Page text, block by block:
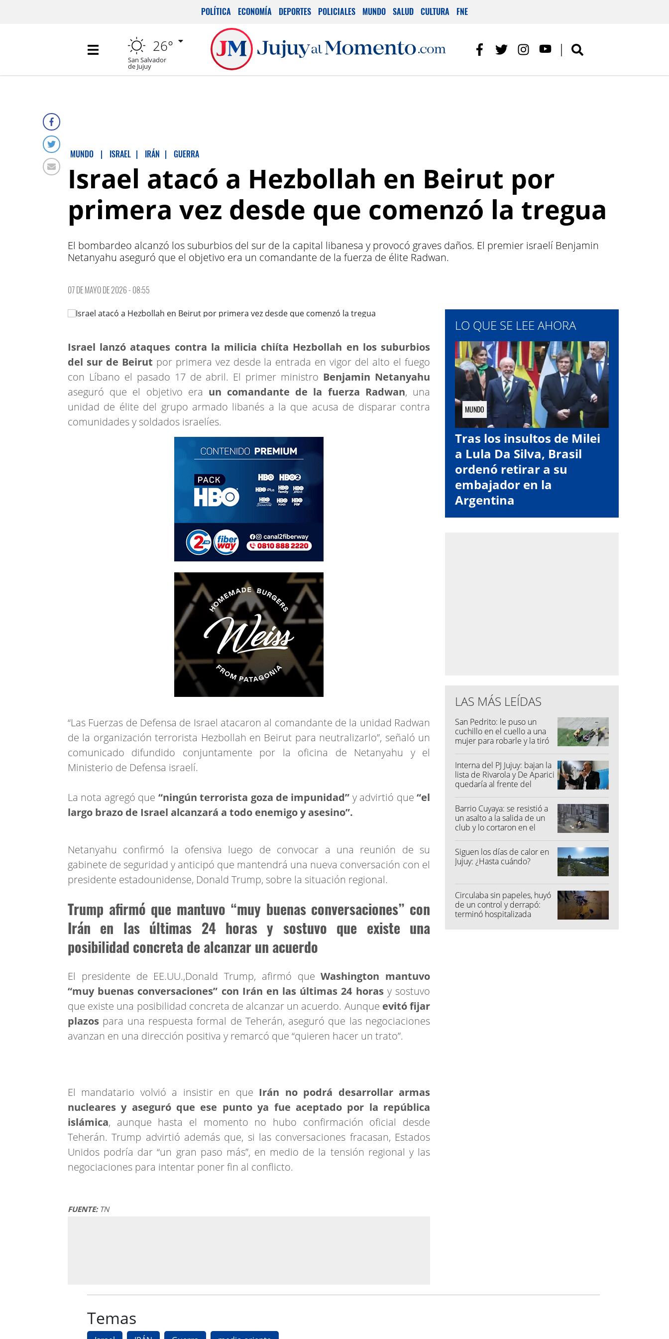
POLÍTICA ECONOMÍA DEPORTES POLICIALES MUNDO SALUD CULTURA FNE
26°
San Salvador
de Jujuy
MUNDO | ISRAEL | IRÁN | GUERRA
Israel atacó a Hezbollah en Beirut por
primera vez desde que comenzó la tregua
El bombardeo alcanzó los suburbios del sur de la capital libanesa y provocó graves daños. El premier israelí Benjamin
Netanyahu aseguró que el objetivo era un comandante de la fuerza de élite Radwan.
07 DE MAYO DE 2026 - 08:55
Israel lanzó ataques contra la milicia chiíta Hezbollah en los suburbios
del sur de Beirut por primera vez desde la entrada en vigor del alto el fuego
con Líbano el pasado 17 de abril. El primer ministro Benjamin Netanyahu
aseguró que el objetivo era un comandante de la fuerza Radwan, una
unidad de élite del grupo armado libanés a la que acusa de disparar contra
comunidades y soldados israelíes.
“Las Fuerzas de Defensa de Israel atacaron al comandante de la unidad Radwan
de la organización terrorista Hezbollah en Beirut para neutralizarlo”, señaló un
comunicado difundido conjuntamente por la oficina de Netanyahu y el
Ministerio de Defensa israelí.
La nota agregó que “ningún terrorista goza de impunidad” y advirtió que“el
largo brazo de Israel alcanzará a todo enemigo y asesino”.
Netanyahu confirmó la ofensiva luego de convocar a una reunión de su
gabinete de seguridad y anticipó que mantendrá una nueva conversación con el
presidente estadounidense, Donald Trump, sobre la situación regional.
Trump afirmó que mantuvo “muy buenas conversaciones” con
Irán en las últimas 24 horas y sostuvo que existe una
posibilidad concreta de alcanzar un acuerdo
El presidente de EE.UU.,Donald Trump, afirmó queWashington mantuvo
“muy buenas conversaciones” con Irán en las últimas 24 horas y sostuvo
que existe una posibilidad concreta de alcanzar un acuerdo. Aunque evitó fijar
plazos para una respuesta formal de Teherán, aseguró que las negociaciones
avanzan en una dirección positiva y remarcó que “quieren hacer un trato”.
El mandatario volvió a insistir en que Irán no podrá desarrollar armas
nucleares y aseguró que ese punto ya fue aceptado por la república
islámica, aunque hasta el momento no hubo confirmación oficial desde
Teherán. Trump advirtió además que, si las conversaciones fracasan, Estados
Unidos podría dar “un gran paso más”, en medio de la tensión regional y las
negociaciones para intentar poner fin al conflicto.
FUENTE:TN
LO QUE SE LEE AHORA
MUNDO
Tras los insultos de Milei
a Lula Da Silva, Brasil
ordenó retirar a su
embajador en la
Argentina
LAS MÁS LEÍDAS
San Pedrito: le puso un
cuchillo en el cuello a una
mujer para robarle y la tiró
Interna del PJ Jujuy: bajan la
lista de Rivarola y De Aparici
quedaría al frente del
Barrio Cuyaya: se resistió a
un asalto a la salida de un
club y lo cortaron en el
Siguen los días de calor en
Jujuy: ¿Hasta cuándo?
Circulaba sin papeles, huyó
de un control y derrapó:
terminó hospitalizada
Temas